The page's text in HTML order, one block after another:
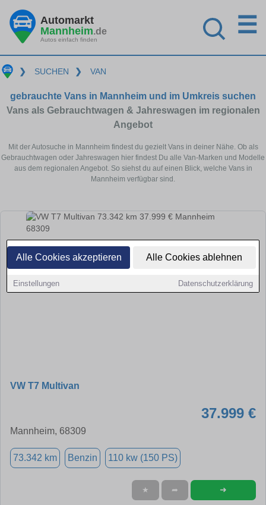
Alle Cookies akzeptieren Alle Cookies ablehnen
Einstellungen Datenschutzerklärung
Automarkt
Mannheim.de
Autos einfach finden
☰
❯ SUCHEN ❯ VAN
gebrauchte Vans in Mannheim und im Umkreis suchen
Vans als Gebrauchtwagen & Jahreswagen im regionalen
Angebot
Mit der Autosuche in Mannheim findest du gezielt Vans in deiner Nähe. Ob als
Gebrauchtwagen oder Jahreswagen hier findest Du alle Van-Marken und Modelle
aus dem regionalen Angebot. So siehst du auf einen Blick, welche Vans in
Mannheim verfügbar sind.
VW T7 Multivan
37.999 €
Mannheim, 68309
73.342 km Benzin 110 kw (150 PS)
★ ➦ ➜